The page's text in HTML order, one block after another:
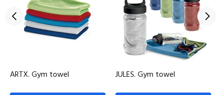
ARTX. Gym towel JULES. Gym towel